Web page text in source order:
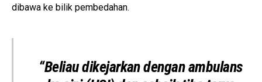
dibawa ke bilik pembedahan.
“Beliau dikejarkan dengan ambulans